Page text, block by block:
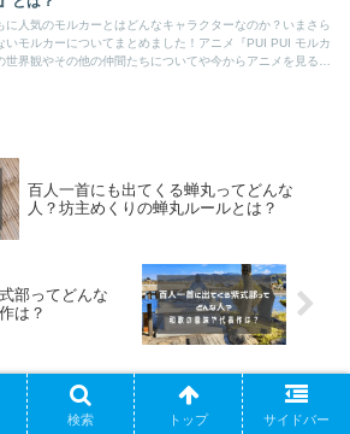
に人気のモルカーとはどんなキャラクターなのか？いまさら
いモルカーについてまとめました！アニメ『PUI PUI モルカ
世界観やその他の仲間たちについてや今からアニメを見る方
百人一首にも出てくる蝉丸ってどんな
人？坊主めくりの蝉丸ルールとは？
部ってどんな
は？
検索 トップ サイドバー